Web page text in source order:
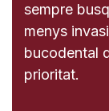
sempre
menys
bucodental
prioritat.